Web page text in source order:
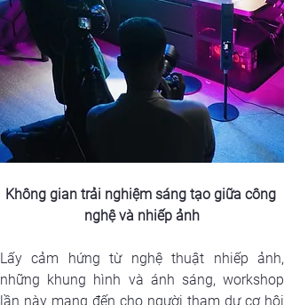
Không gian trải nghiệm sáng tạo giữa công
nghệ và nhiếp ảnh
Lấy cảm hứng từ nghệ thuật nhiếp ảnh,
những khung hình và ánh sáng, workshop
lần này mang đến cho người tham dự cơ hội